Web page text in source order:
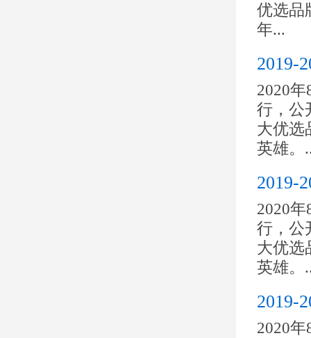
优选品
年...
2019-
2020
行，公
大优选
英雄。
2019-
2020
行，公
大优选
英雄。
2019-
2020